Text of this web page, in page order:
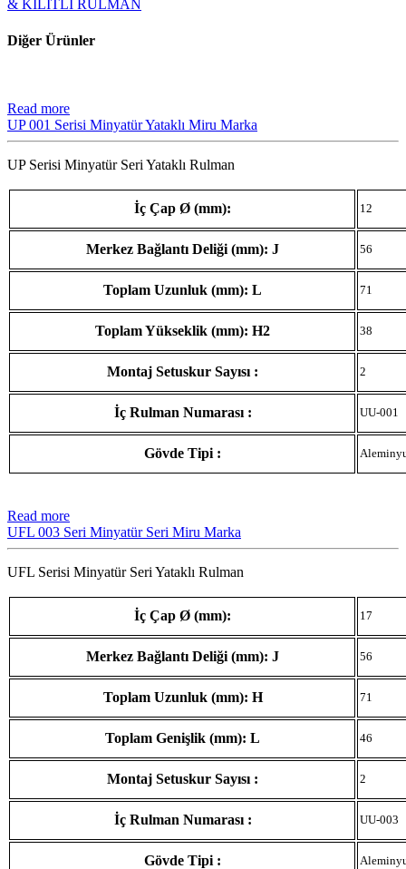
& KİLİTLİ RULMAN
Diğer Ürünler
Read more
UP 001 Serisi Minyatür Yataklı Miru Marka
UP Serisi Minyatür Seri Yataklı Rulman
İç Çap Ø (mm): 12
Merkez Bağlantı Deliği (mm): J 56
Toplam Uzunluk (mm): L 71
Toplam Yükseklik (mm): H2 38
Montaj Setuskur Sayısı : 2
İç Rulman Numarası : UU-001
Gövde Tipi :
Read more
UFL 003 Seri Minyatür Seri Miru Marka
UFL Serisi Minyatür Seri Yataklı Rulman
İç Çap Ø (mm): 17
Merkez Bağlantı Deliği (mm): J 56
Toplam Uzunluk (mm): H 71
Toplam Genişlik (mm): L 46
Montaj Setuskur Sayısı : 2
İç Rulman Numarası : UU-003
Gövde Tipi :